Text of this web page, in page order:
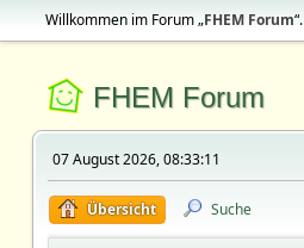
Willkommen im Forum „FHEM Forum“.
FHEM Forum
07 August 2026, 08:33:11
Übersicht Suche